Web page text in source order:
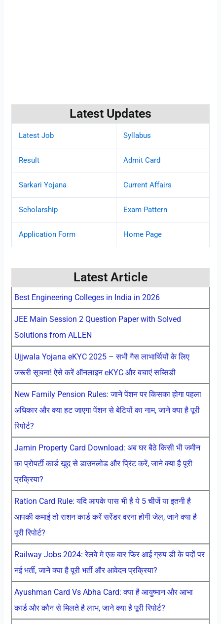
Latest Updates
Latest Job Syllabus
Result Admit Card
Sarkari Yojana Current Affairs
Scholarship Exam Pattern
Application Form Home Page
Latest Article
Best Engineering Colleges in India in 2026
JEE Main Session 2 Question Paper with Solved
Solutions from ALLEN
Ujjwala Yojana eKYC 2025 – सभी गैस लाभार्थियों के लिए
जरूरी सूचना! ऐसे करें ऑनलाइन eKYC और बचाएं सब्सिडी
New Family Pension Rules: जाने पेंशन पर किसका होगा पहला
अधिकार और क्या हट जाएगा पेंशन से बेटियों का नाम, जाने क्या है पूरी
रिपोर्ट?
Jamin Property Card Download: अब घर बैठे किसी भी जमीन
का प्रोपर्टी कार्ड खुद से डाउनलोड और प्रिंट करें, जाने क्या है पूरी
प्रक्रिया?
Ration Card Rule: यदि आपके पास भी है ये 5 चीजें या इतनी है
आपकी कमाई तो राशन कार्ड करें सरेंडर वरना होगी जेल, जाने क्या है
पूरी रिपोर्ट?
Railway Jobs 2024: रेलवे मे एक बार फिर आई ग्रुप डी के पदों पर
नई भर्ती, जाने क्या है पूरी भर्ती और आवेदन प्रक्रिया?
Ayushman Card Vs Abha Card: क्या है आयुष्मान और आभा
कार्ड और कौन से मिलते है लाभ, जाने क्या है पूरी रिपोर्ट?